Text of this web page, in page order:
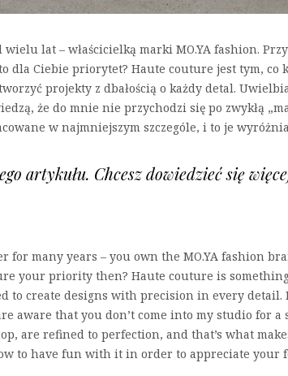
wielu lat – właścicielką marki MO.YA fashion.
dla Ciebie priorytet? Haute couture jest tym, co
projekty z dbałością o każdy detal.
że do mnie nie przychodzi się po zwykłą
w najmniejszym szczególe, i to je
artykułu. Chcesz dowiedzieć się
for many years – you own the MO.YA fashion
your priority then? Haute couture is
to create designs with precision in every
aware that you don’t come into my studio for a
are refined to perfection, and that’s what
to have fun with it in order to appreciate your